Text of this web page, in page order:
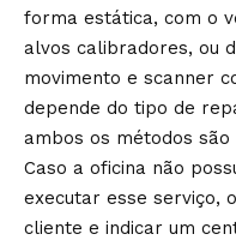
forma estática, com o
alvos calibradores, ou
movimento e scanner
depende do tipo de
ambos os métodos são
Caso a oficina não
executar esse serviço,
cliente e indicar um